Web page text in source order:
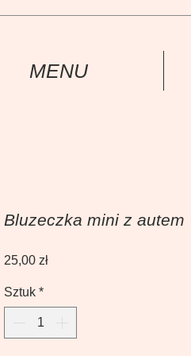
MENU
Bluzeczka mini z autem
25,00 złCena
Sztuk *